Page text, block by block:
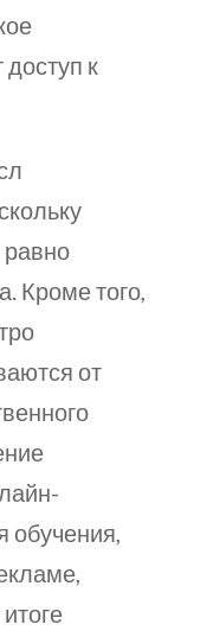
доступ к
равно
Кроме того,
от
обучения,